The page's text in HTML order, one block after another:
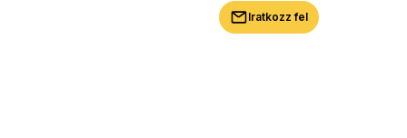
Iratkozz fel